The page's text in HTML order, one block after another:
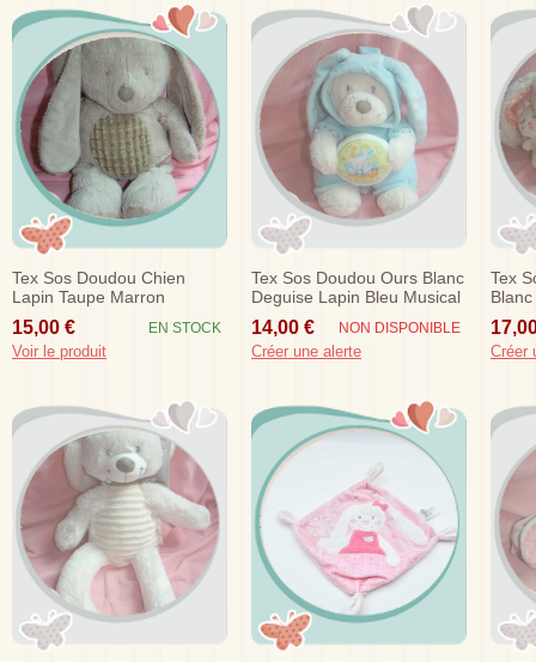
Tex Sos Doudou Chien
Lapin Taupe Marron
15,00 € EN STOCK
Voir le produit
Tex Sos Doudou Ours Blanc
Deguise Lapin Bleu Musical
Nicotoy
14,00 € NON DISPONIBLE
Créer une alerte
Tex
Créer